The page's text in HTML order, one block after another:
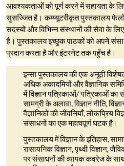
आवश्यकताओं को पूर्ण करने में सहायता के
सुसज्जित है। कम्प्यूटरीकृत पुस्तकालय
सदस्यों और विभिन्न संस्थानों की सेवा के
है। पुस्तकालय इच्छुक पाठकों को अपने
प्रदान करता है और इंटरनेट तक पहुँच है।
इन्सा पुस्तकालय की एक अनूठी
अधिक अकादमियों और वैज्ञानिक
में विज्ञान पत्रिकाओं/ पत्रिकाओं का
सामग्री के अलावा, विज्ञान नीति,
वैज्ञानिकों की जीवनियाँ, लोकप्रिय
संसाधनों का एक महत्वपूर्ण घटक है।
पुस्तकालय में विज्ञान के इतिहास,
रासायनिक विज्ञान, पृथ्वी विज्ञान,
पर संसाधनों की व्यापक कवरेज के